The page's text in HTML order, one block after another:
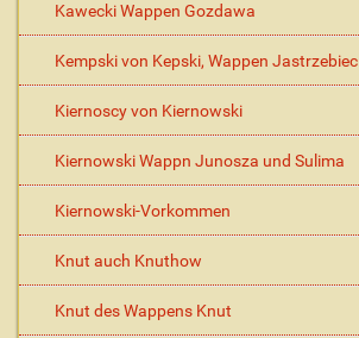
Kawecki Wappen Gozdawa
Kempski von Kepski, Wappen Jastrzebiec
Kiernoscy von Kiernowski
Kiernowski Wappn Junosza und Sulima
Kiernowski-Vorkommen
Knut auch Knuthow
Knut des Wappens Knut